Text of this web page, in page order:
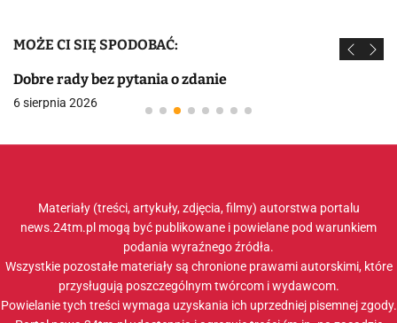
MOŻE CI SIĘ SPODOBAĆ:
Dobre rady bez pytania o zdanie
6 sierpnia 2026
Materiały (treści, artykuły, zdjęcia, filmy) autorstwa portalu
news.24tm.pl mogą być publikowane i powielane pod warunkiem
podania wyraźnego źródła.
Wszystkie pozostałe materiały są chronione prawami autorskimi, które
przysługują poszczególnym twórcom i wydawcom.
Powielanie tych treści wymaga uzyskania ich uprzedniej pisemnej zgody.